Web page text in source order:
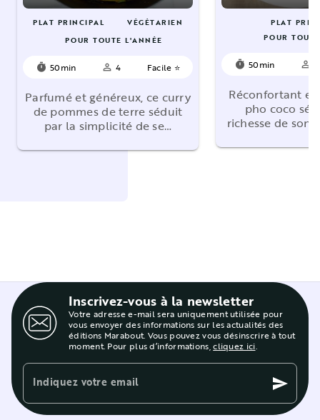
PLAT PRINCIPAL
VÉGÉTARIEN
POUR TOUTE L'ANNÉE
timer 50min person_outline 4 Facile ⭐
Parfumé et généreux, ce curry
de pommes de terre séduit
par la simplicité de se…
PLAT
POUR
timer 50min person_outline
Réconfortant et
pho coco
richesse de son
Inscrivez-vous à la newsletter
Votre adresse e-mail sera uniquement utilisée pour
vous envoyer des informations sur les actualités des
éditions Marabout. Vous pouvez vous désinscrire à tout
moment. Pour plus d’informations,cliquez ici.
Indiquez votre email send